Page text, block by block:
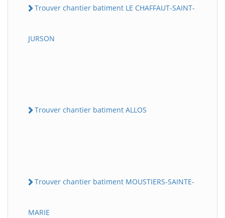
Trouver chantier batiment LE CHAFFAUT-SAINT-
JURSON
Trouver chantier batiment ALLOS
Trouver chantier batiment MOUSTIERS-SAINTE-
MARIE